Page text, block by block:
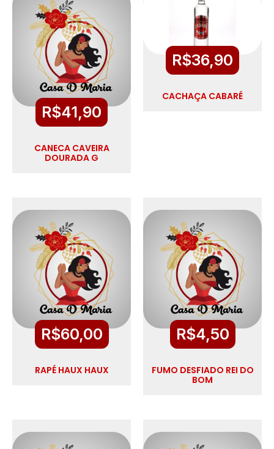
R$41,90
CANECA CAVEIRA
DOURADA G
R$36,90
CACHAÇA CABARÉ
R$60,00
RAPÉ HAUX HAUX
R$4,50
FUMO DESFIADO REI DO
BOM